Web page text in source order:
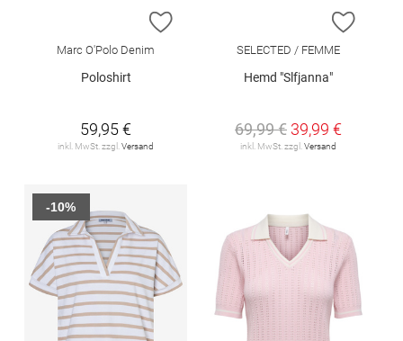
ZUR WUNSCHLISTE HINZUFÜGEN
Marc O'Polo Denim
Poloshirt
59,95 €
inkl. MwSt. zzgl. Versand
ZUR
SELECTED / FEMME
Hemd "Slfjanna"
69,99 € 39,99 €
inkl. MwSt. zzgl. Versand
-10%